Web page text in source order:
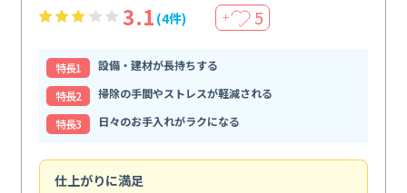
3.1 (4件) ＋ 5
特⻑1
設備・建材が長持ちする
特⻑2
掃除の手間やストレスが軽減される
特⻑3
日々のお手入れがラクになる
仕上がりに満足